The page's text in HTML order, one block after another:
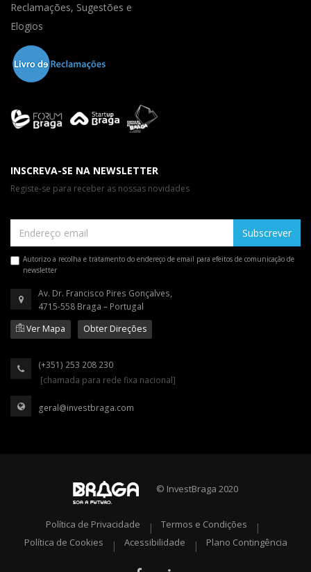
Reclamações, Sugestões e
Elogios
INSCREVA-SE NA NEWSLETTER
Registe-se para receber as nossas novidades
Subscrever
Autorizo a recolha e tratamento do endereço de email para efeitos de comunicação de
newsletter
Av. Dr. Francisco Pires Gonçalves,
4715-558 Braga – Portugal
Ver Mapa
Obter Direções
(+351) 253 208 230
[chamada para rede fixa nacional]
geral@investbraga.com
© InvestBraga 2020
Política de Privacidade | Termos e Condições |
Política de Cookies | Acessibilidade | Plano Contingência